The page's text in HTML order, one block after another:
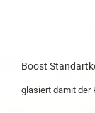
Boost
glasiert damit der